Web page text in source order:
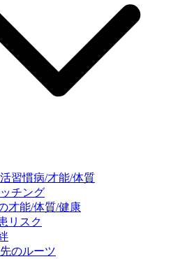
習慣病/才能/体質
チング
才能/体質/健康
リスク
のルーツ